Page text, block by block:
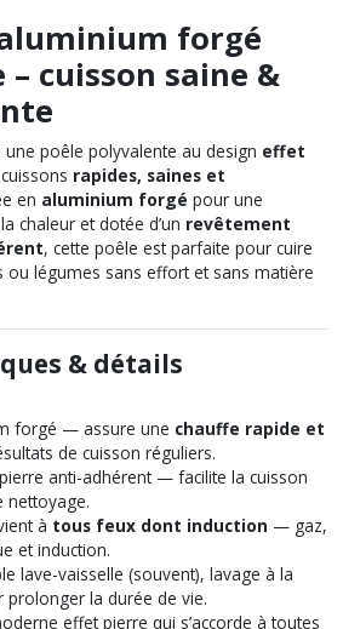
forgé
cuisson saine &
poêle polyvalente au design effet
rapides, saines et
en aluminium forgé pour une
chaleur et dotée d’un revêtement
, cette poêle est parfaite pour cuire
légumes sans effort et sans matière
& détails
forgé — assure une chauffe rapide et
de cuisson réguliers.
anti-adhérent — facilite la cuisson
nettoyage.
à tous feux dont induction — gaz,
et induction.
lave-vaisselle (souvent), lavage à la
la durée de vie.
effet pierre qui s’accorde à toutes